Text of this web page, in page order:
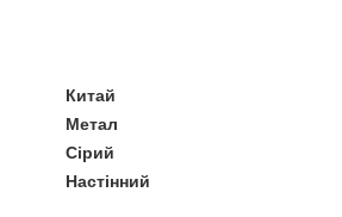
Китай
Метал
Сірий
Настінний